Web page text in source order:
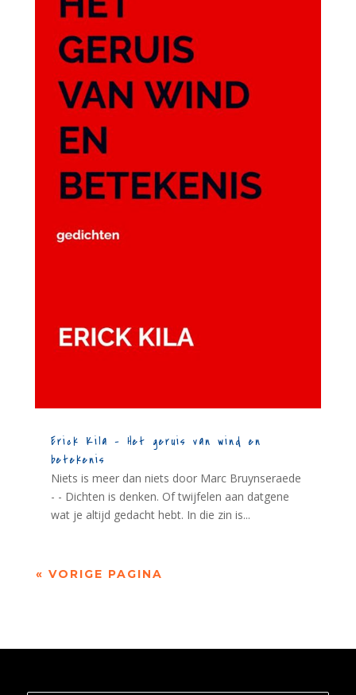
Erick Kila – Het geruis van wind en
betekenis
Niets is meer dan niets door Marc Bruynseraede
- - Dichten is denken. Of twijfelen aan datgene
wat je altijd gedacht hebt. In die zin is...
« VORIGE PAGINA